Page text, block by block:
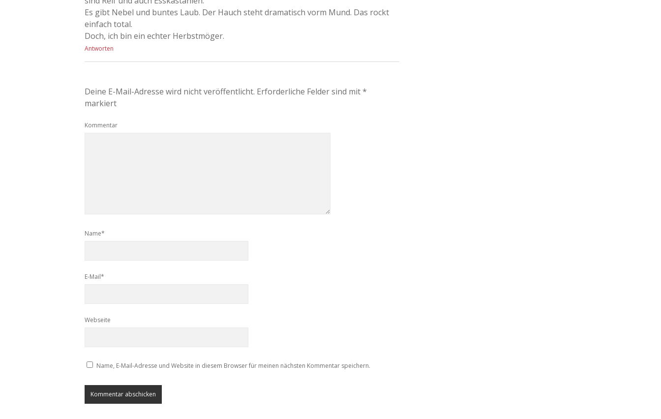
Es gibt Nebel und buntes Laub. Der Hauch steht dramatisch vorm Mund. Das rockt
einfach total.
Doch, ich bin ein echter Herbstmöger.
Antworten
Deine E-Mail-Adresse wird nicht veröffentlicht. Erforderliche Felder sind mit*
markiert
Kommentar
Name*
E-Mail*
Webseite
Name, E-Mail-Adresse und Website in diesem Browser für meinen nächsten Kommentar speichern.